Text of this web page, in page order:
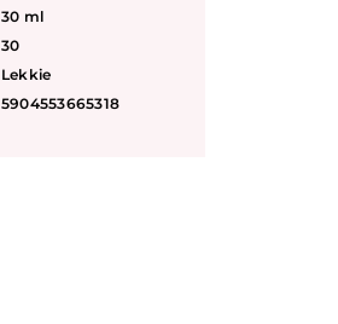
30 ml
30
Lekkie
5904553665318